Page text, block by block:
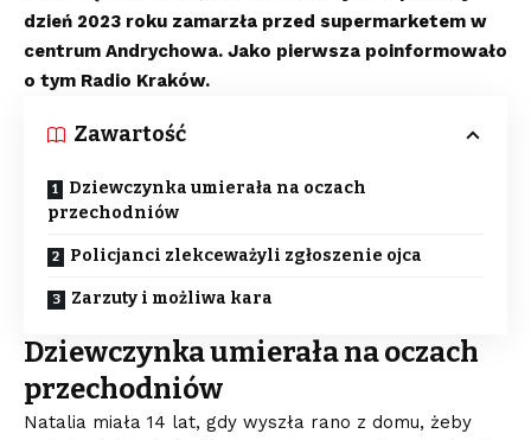
dzień 2023 roku zamarzła przed supermarketem w
centrum Andrychowa. Jako pierwsza poinformowało
o tym Radio Kraków.
Zawartość
Dziewczynka umierała na oczach
przechodniów
Policjanci zlekceważyli zgłoszenie ojca
Zarzuty i możliwa kara
Dziewczynka umierała na oczach
przechodniów
Natalia miała 14 lat, gdy wyszła rano z domu, żeby